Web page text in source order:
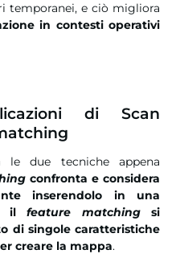
temporanei, e ciò migliora
in contesti operativi
di Scan
le due tecniche appena
confronta e considera
inserendolo in una
ilfeature matchingsi
di singole caratteristiche
creare la mappa.